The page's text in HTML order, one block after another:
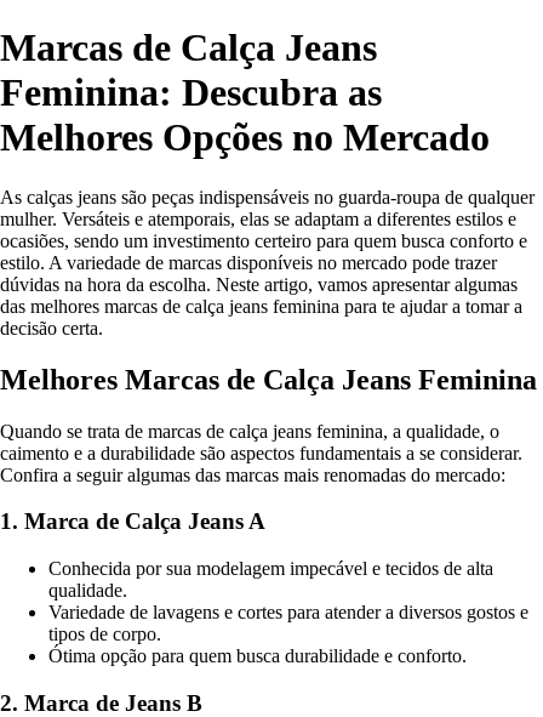
Marcas de Calça Jeans
Feminina: Descubra as
Melhores Opções no Mercado
As calças jeans são peças indispensáveis no guarda-roupa de qualquer
mulher. Versáteis e atemporais, elas se adaptam a diferentes estilos e
ocasiões, sendo um investimento certeiro para quem busca conforto e
estilo. A variedade de marcas disponíveis no mercado pode trazer
dúvidas na hora da escolha. Neste artigo, vamos apresentar algumas
das melhores marcas de calça jeans feminina para te ajudar a tomar a
decisão certa.
Melhores Marcas de Calça Jeans Feminina
Quando se trata de marcas de calça jeans feminina, a qualidade, o
caimento e a durabilidade são aspectos fundamentais a se considerar.
Confira a seguir algumas das marcas mais renomadas do mercado:
1. Marca de Calça Jeans A
Conhecida por sua modelagem impecável e tecidos de alta
qualidade.
Variedade de lavagens e cortes para atender a diversos gostos e
tipos de corpo.
Ótima opção para quem busca durabilidade e conforto.
2. Marca de Jeans B